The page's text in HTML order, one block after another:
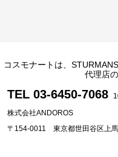
コスモナートは、
代理店
TEL 03-6450-7068
株式会社ANDOROS
〒154-0011 東京都世田谷区上